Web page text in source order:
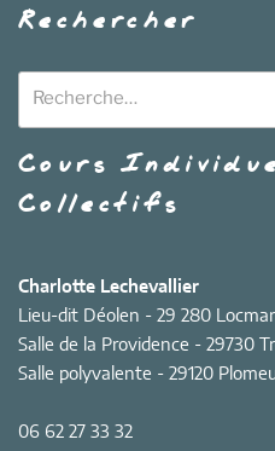
Rechercher
Cours
Collectifs
Charlotte Lechevallier
Lieu-dit Déolen - 29 280
Salle de la Providence - 29730
Salle polyvalente - 29120
06 62 27 33 32